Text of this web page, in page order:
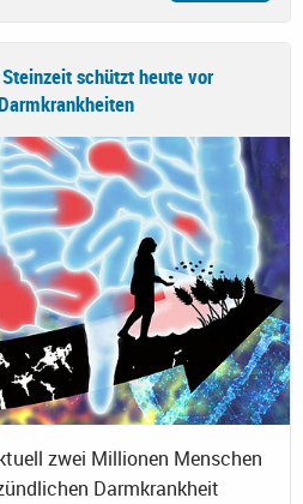
schützt heute vor
zwei Millionen Menschen
Darmkrankheit